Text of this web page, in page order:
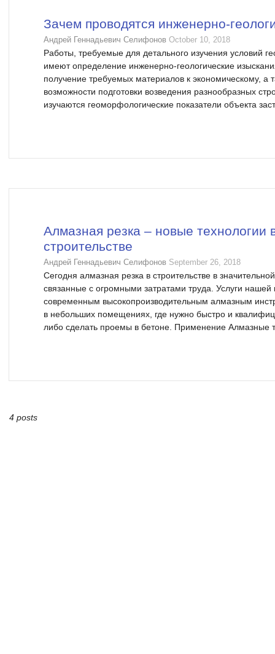
Зачем проводятся инженерно-
Андрей Геннадьевич Селифонов October 10, 2018
Работы, требуемые для детального изучения условий
имеют определение инженерно-геологические
получение требуемых материалов к экономическому, а
возможности подготовки возведения разнообразных
изучаются геоморфологические показатели объекта
Алмазная резка – новые технологии
строительстве
Андрей Геннадьевич Селифонов September 26, 2018
Сегодня алмазная резка в строительстве в
связанные с огромными затратами труда. Услуги
современным высокопроизводительным алмазным
в небольших помещениях, где нужно быстро и
либо сделать проемы в бетоне. Применение Алмазные
4 posts